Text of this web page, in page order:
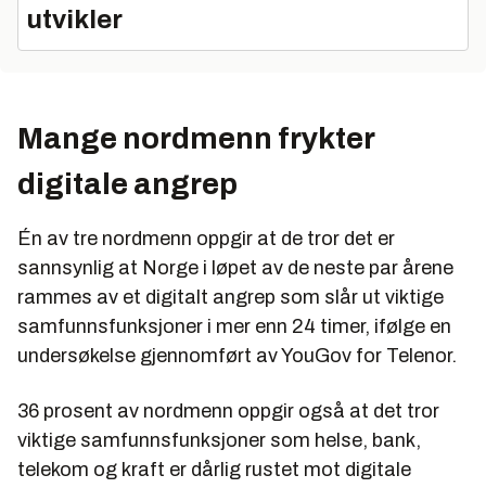
utvikler
Mange nordmenn frykter
digitale angrep
Én av tre nordmenn oppgir at de tror det er
sannsynlig at Norge i løpet av de neste par årene
rammes av et digitalt angrep som slår ut viktige
samfunnsfunksjoner i mer enn 24 timer, ifølge en
undersøkelse gjennomført av YouGov for Telenor.
36 prosent av nordmenn oppgir også at det tror
viktige samfunnsfunksjoner som helse, bank,
telekom og kraft er dårlig rustet mot digitale